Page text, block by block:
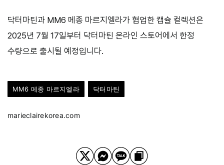
닥터마틴과 MM6 메종 마르지엘라가 협업한 캡슐 컬렉션은
2025년 7월 17일부터 닥터마틴 온라인 스토어에서 한정
수량으로 출시될 예정입니다.
MM6 메종 마르지엘라 닥터마틴
marieclairekorea.com